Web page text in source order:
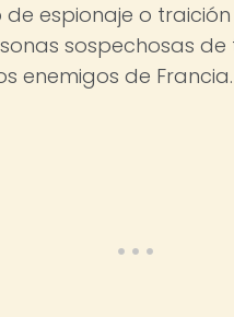
de espionaje o
sospechosas
enemigos de Francia.